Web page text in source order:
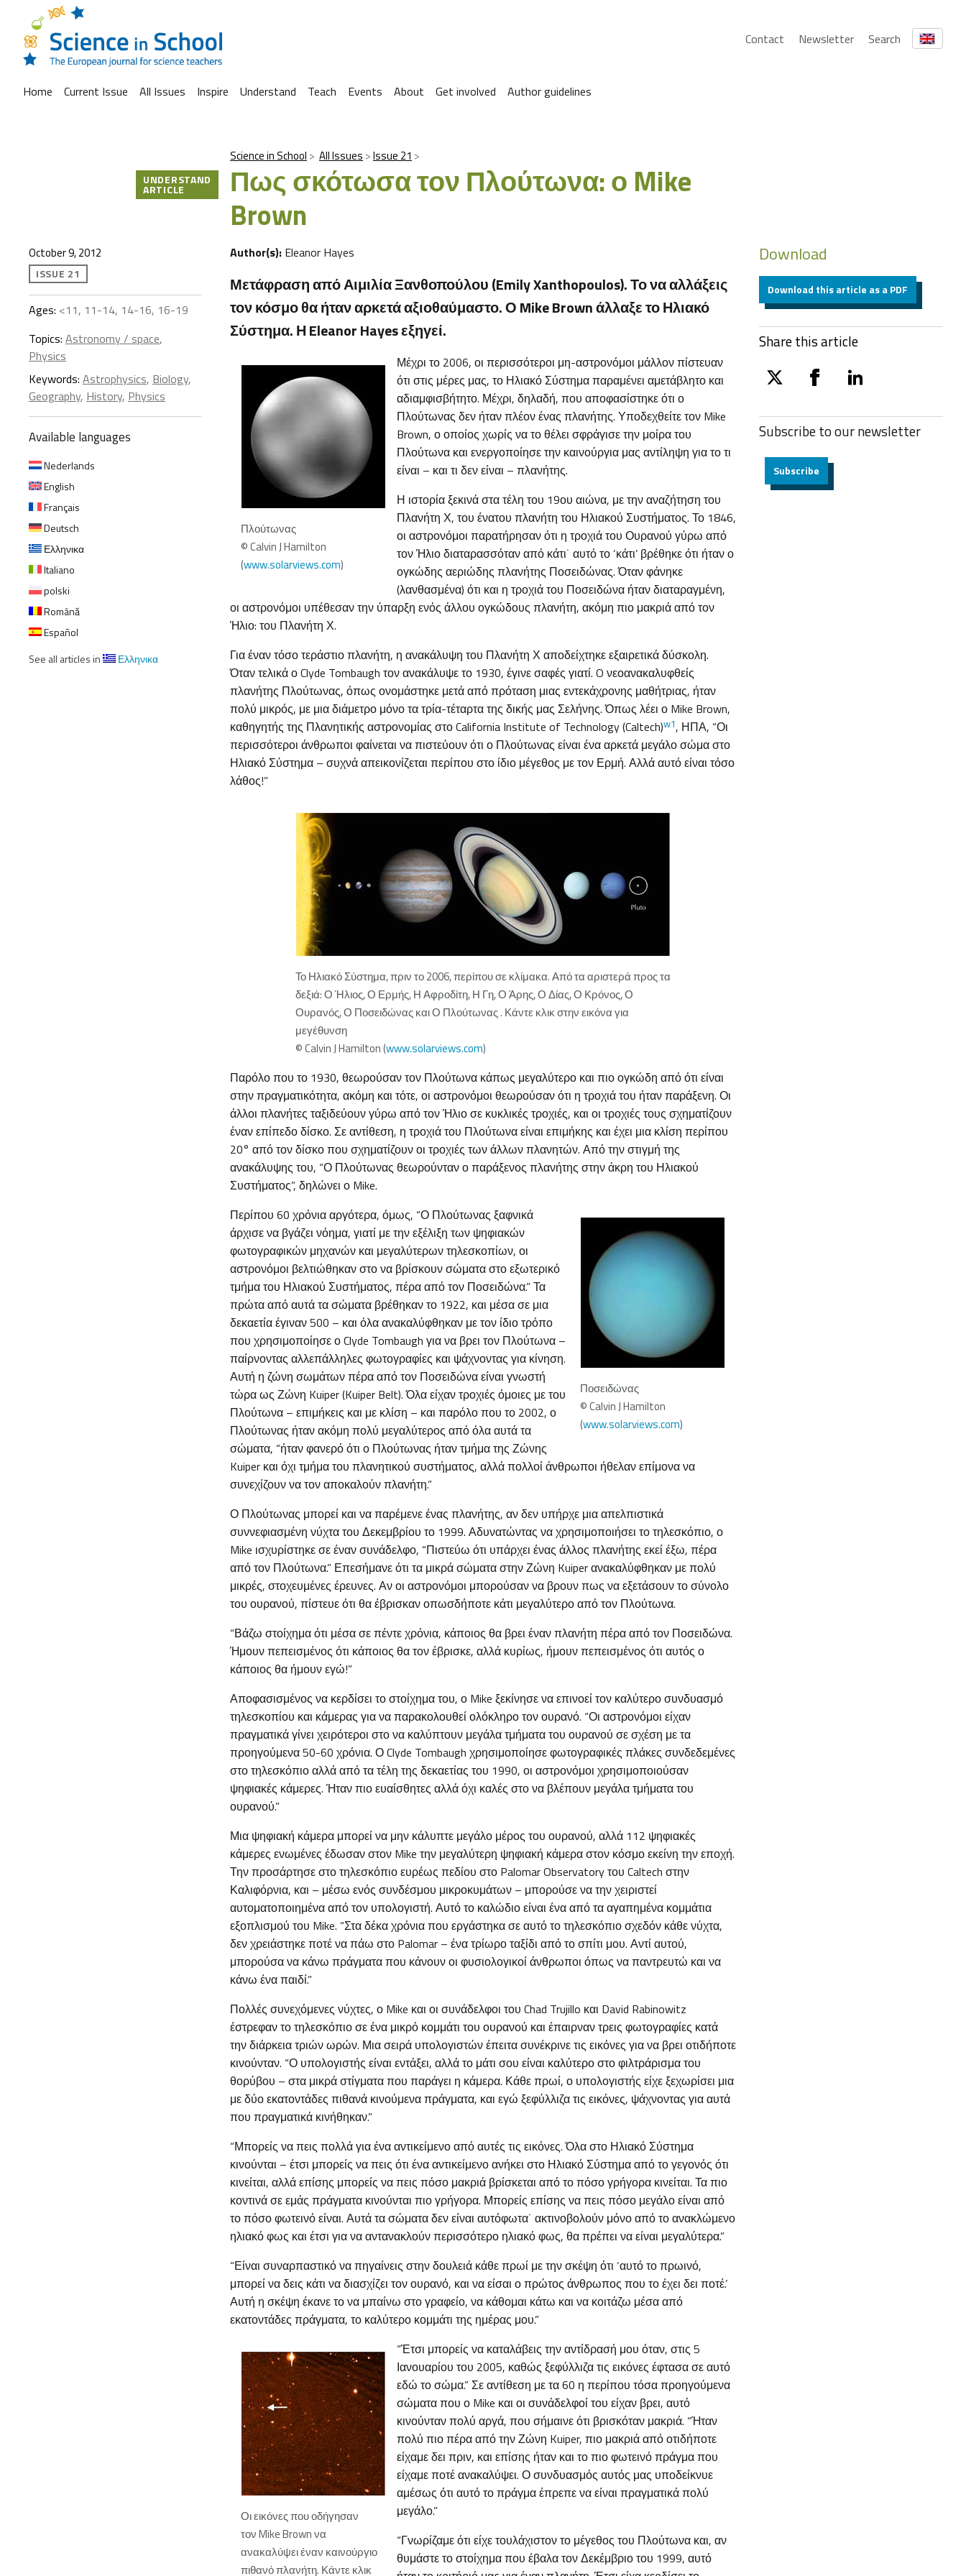
Contact Newsletter Search
Home Current Issue All Issues Inspire Understand Teach Events About Get involved Author guidelines
Science in School All Issues Issue 21
Πως σκότωσα τον Πλούτωνα: ο Mike
Brown
UNDERSTAND
ARTICLE
October 9, 2012
ISSUE 21
Ages: <11, 11-14, 14-16, 16-19
Topics: Astronomy / space,
Physics
Keywords: Astrophysics, Biology,
Geography, History, Physics
Available languages
Nederlands
English
Français
Deutsch
Ελληνικα
Italiano
polski
Română
Español
See all articles in
Ελληνικα
Author(s): Eleanor Hayes
Μετάφραση από Αιμιλία Ξανθοπούλου (Emily Xanthopoulos). Το να αλλάξεις
τον κόσμο θα ήταν αρκετά αξιοθαύμαστο. Ο Mike Brown άλλαξε το Ηλιακό
Σύστημα. Η Eleanor Hayes εξηγεί.
Πλούτωνας
© Calvin J Hamilton
(www.solarviews.com)
Μέχρι το 2006, οι περισσότεροι μη-αστρονόμοι μάλλον πίστευαν
ότι στις μέρες μας, το Ηλιακό Σύστημα παραμένει αμετάβλητο και
αδιαμφισβήτητο. Μέχρι, δηλαδή, που αποφασίστηκε ότι ο
Πλούτωνας δεν ήταν πλέον ένας πλανήτης. Υποδεχθείτε τον Mike
Brown, ο οποίος χωρίς να το θέλει σφράγισε την μοίρα του
Πλούτωνα και ενεργοποίησε την καινούργια μας αντίληψη για το τι
είναι – και τι δεν είναι – πλανήτης.
Η ιστορία ξεκινά στα τέλη του 19ου αιώνα, με την αναζήτηση του
Πλανήτη Χ, του ένατου πλανήτη του Ηλιακού Συστήματος. Το 1846,
οι αστρονόμοι παρατήρησαν ότι η τροχιά του Ουρανού γύρω από
τον Ήλιο διαταρασσόταν από κάτι˙ αυτό το ‘κάτι’ βρέθηκε ότι ήταν ο
ογκώδης αεριώδης πλανήτης Ποσειδώνας. Όταν φάνηκε
(λανθασμένα) ότι και η τροχιά του Ποσειδώνα ήταν διαταραγμένη,
οι αστρονόμοι υπέθεσαν την ύπαρξη ενός άλλου ογκώδους πλανήτη, ακόμη πιο μακριά από τον
Ήλιο: του Πλανήτη Χ.
Για έναν τόσο τεράστιο πλανήτη, η ανακάλυψη του Πλανήτη Χ αποδείχτηκε εξαιρετικά δύσκολη.
Όταν τελικά ο Clyde Tombaugh τον ανακάλυψε το 1930, έγινε σαφές γιατί. O νεοανακαλυφθείς
πλανήτης Πλούτωνας, όπως ονομάστηκε μετά από πρόταση μιας εντεκάχρονης μαθήτριας, ήταν
πολύ μικρός, με μια διάμετρο μόνο τα τρία-τέταρτα της δικής μας Σελήνης. Όπως λέει ο Mike Brown,
καθηγητής της Πλανητικής αστρονομίας στο California Institute of Technology (Caltech)w1, ΗΠΑ, “Οι
περισσότεροι άνθρωποι φαίνεται να πιστεύουν ότι ο Πλούτωνας είναι ένα αρκετά μεγάλο σώμα στο
Ηλιακό Σύστημα – συχνά απεικονίζεται περίπου στο ίδιο μέγεθος με τον Ερμή. Αλλά αυτό είναι τόσο
λάθος!”
Το Ηλιακό Σύστημα, πριν το 2006, περίπου σε κλίμακα. Από τα αριστερά προς τα
δεξιά: Ο Ήλιος, Ο Ερμής, Η Αφροδίτη, Η Γη, Ο Άρης, Ο Δίας, Ο Κρόνος, Ο
Ουρανός, Ο Ποσειδώνας και Ο Πλούτωνας . Κάντε κλικ στην εικόνα για
μεγέθυνση
© Calvin J Hamilton (www.solarviews.com)
Παρόλο που το 1930, θεωρούσαν τον Πλούτωνα κάπως μεγαλύτερο και πιο ογκώδη από ότι είναι
στην πραγματικότητα, ακόμη και τότε, οι αστρονόμοι θεωρούσαν ότι η τροχιά του ήταν παράξενη. Οι
άλλοι πλανήτες ταξιδεύουν γύρω από τον Ήλιο σε κυκλικές τροχιές, και οι τροχιές τους σχηματίζουν
έναν επίπεδο δίσκο. Σε αντίθεση, η τροχιά του Πλούτωνα είναι επιμήκης και έχει μια κλίση περίπου
20° από τον δίσκο που σχηματίζουν οι τροχιές των άλλων πλανητών. Από την στιγμή της
ανακάλυψης του, “Ο Πλούτωνας θεωρούνταν ο παράξενος πλανήτης στην άκρη του Ηλιακού
Συστήματος”, δηλώνει ο Mike.
Ποσειδώνας
© Calvin J Hamilton
(www.solarviews.com)
Περίπου 60 χρόνια αργότερα, όμως, “Ο Πλούτωνας ξαφνικά
άρχισε να βγάζει νόημα, γιατί με την εξέλιξη των ψηφιακών
φωτογραφικών μηχανών και μεγαλύτερων τηλεσκοπίων, οι
αστρονόμοι βελτιώθηκαν στο να βρίσκουν σώματα στο εξωτερικό
τμήμα του Ηλιακού Συστήματος, πέρα από τον Ποσειδώνα.” Τα
πρώτα από αυτά τα σώματα βρέθηκαν το 1922, και μέσα σε μια
δεκαετία έγιναν 500 – και όλα ανακαλύφθηκαν με τον ίδιο τρόπο
που χρησιμοποίησε ο Clyde Tombaugh για να βρει τον Πλούτωνα –
παίρνοντας αλλεπάλληλες φωτογραφίες και ψάχνοντας για κίνηση.
Αυτή η ζώνη σωμάτων πέρα από τον Ποσειδώνα είναι γνωστή
τώρα ως Ζώνη Kuiper (Kuiper Belt). Όλα είχαν τροχιές όμοιες με του
Πλούτωνα – επιμήκεις και με κλίση – και παρόλο που το 2002, ο
Πλούτωνας ήταν ακόμη πολύ μεγαλύτερος από όλα αυτά τα
σώματα, “ήταν φανερό ότι ο Πλούτωνας ήταν τμήμα της Ζώνης
Kuiper και όχι τμήμα του πλανητικού συστήματος, αλλά πολλοί άνθρωποι ήθελαν επίμονα να
συνεχίζουν να τον αποκαλούν πλανήτη.”
Ο Πλούτωνας μπορεί και να παρέμενε ένας πλανήτης, αν δεν υπήρχε μια απελπιστικά
συννεφιασμένη νύχτα του Δεκεμβρίου το 1999. Αδυνατώντας να χρησιμοποιήσει το τηλεσκόπιο, ο
Mike ισχυρίστηκε σε έναν συνάδελφο, “Πιστεύω ότι υπάρχει ένας άλλος πλανήτης εκεί έξω, πέρα
από τον Πλούτωνα.” Επεσήμανε ότι τα μικρά σώματα στην Ζώνη Kuiper ανακαλύφθηκαν με πολύ
μικρές, στοχευμένες έρευνες. Αν οι αστρονόμοι μπορούσαν να βρουν πως να εξετάσουν το σύνολο
του ουρανού, πίστευε ότι θα έβρισκαν οπωσδήποτε κάτι μεγαλύτερο από τον Πλούτωνα.
“Βάζω στοίχημα ότι μέσα σε πέντε χρόνια, κάποιος θα βρει έναν πλανήτη πέρα από τον Ποσειδώνα.
Ήμουν πεπεισμένος ότι κάποιος θα τον έβρισκε, αλλά κυρίως, ήμουν πεπεισμένος ότι αυτός ο
κάποιος θα ήμουν εγώ!”
Αποφασισμένος να κερδίσει το στοίχημα του, ο Mike ξεκίνησε να επινοεί τον καλύτερο συνδυασμό
τηλεσκοπίου και κάμερας για να παρακολουθεί ολόκληρο τον ουρανό. “Οι αστρονόμοι είχαν
πραγματικά γίνει χειρότεροι στο να καλύπτουν μεγάλα τμήματα του ουρανού σε σχέση με τα
προηγούμενα 50-60 χρόνια. Ο Clyde Tombaugh χρησιμοποίησε φωτογραφικές πλάκες συνδεδεμένες
στο τηλεσκόπιο αλλά από τα τέλη της δεκαετίας του 1990, οι αστρονόμοι χρησιμοποιούσαν
ψηφιακές κάμερες. Ήταν πιο ευαίσθητες αλλά όχι καλές στο να βλέπουν μεγάλα τμήματα του
ουρανού.”
Μια ψηφιακή κάμερα μπορεί να μην κάλυπτε μεγάλο μέρος του ουρανού, αλλά 112 ψηφιακές
κάμερες ενωμένες έδωσαν στον Mike την μεγαλύτερη ψηφιακή κάμερα στον κόσμο εκείνη την εποχή.
Την προσάρτησε στο τηλεσκόπιο ευρέως πεδίου στο Palomar Observatory του Caltech στην
Καλιφόρνια, και – μέσω ενός συνδέσμου μικροκυμάτων – μπορούσε να την χειριστεί
αυτοματοποιημένα από τον υπολογιστή. Αυτό το καλώδιο είναι ένα από τα αγαπημένα κομμάτια
εξοπλισμού του Mike. “Στα δέκα χρόνια που εργάστηκα σε αυτό το τηλεσκόπιο σχεδόν κάθε νύχτα,
δεν χρειάστηκε ποτέ να πάω στο Palomar – ένα τρίωρο ταξίδι από το σπίτι μου. Αντί αυτού,
μπορούσα να κάνω πράγματα που κάνουν οι φυσιολογικοί άνθρωποι όπως να παντρευτώ και να
κάνω ένα παιδί.”
Πολλές συνεχόμενες νύχτες, ο Mike και οι συνάδελφοι του Chad Trujillo και David Rabinowitz
έστρεφαν το τηλεσκόπιο σε ένα μικρό κομμάτι του ουρανού και έπαιρναν τρεις φωτογραφίες κατά
την διάρκεια τριών ωρών. Μια σειρά υπολογιστών έπειτα συνέκρινε τις εικόνες για να βρει οτιδήποτε
κινούνταν. “Ο υπολογιστής είναι εντάξει, αλλά το μάτι σου είναι καλύτερο στο φιλτράρισμα του
θορύβου – στα μικρά στίγματα που παράγει η κάμερα. Κάθε πρωί, ο υπολογιστής είχε ξεχωρίσει μια
με δύο εκατοντάδες πιθανά κινούμενα πράγματα, και εγώ ξεφύλλιζα τις εικόνες, ψάχνοντας για αυτά
που πραγματικά κινήθηκαν.”
“Μπορείς να πεις πολλά για ένα αντικείμενο από αυτές τις εικόνες. Όλα στο Ηλιακό Σύστημα
κινούνται – έτσι μπορείς να πεις ότι ένα αντικείμενο ανήκει στο Ηλιακό Σύστημα από το γεγονός ότι
κινείται, αλλά επίσης μπορείς να πεις πόσο μακριά βρίσκεται από το πόσο γρήγορα κινείται. Τα πιο
κοντινά σε εμάς πράγματα κινούνται πιο γρήγορα. Μπορείς επίσης να πεις πόσο μεγάλο είναι από
το πόσο φωτεινό είναι. Αυτά τα σώματα δεν είναι αυτόφωτα˙ ακτινοβολούν μόνο από το ανακλώμενο
ηλιακό φως και έτσι για να αντανακλούν περισσότερο ηλιακό φως, θα πρέπει να είναι μεγαλύτερα.”
“Είναι συναρπαστικό να πηγαίνεις στην δουλειά κάθε πρωί με την σκέψη ότι ‘αυτό το πρωινό,
μπορεί να δεις κάτι να διασχίζει τον ουρανό, και να είσαι ο πρώτος άνθρωπος που το έχει δει ποτέ.’
Αυτή η σκέψη έκανε το να μπαίνω στο γραφείο, να κάθομαι κάτω και να κοιτάζω μέσα από
εκατοντάδες πράγματα, το καλύτερο κομμάτι της ημέρας μου.”
Οι εικόνες που οδήγησαν
τον Mike Brown να
ανακαλύψει έναν καινούργιο
πιθανό πλανήτη. Κάντε κλικ
“Έτσι μπορείς να καταλάβεις την αντίδρασή μου όταν, στις 5
Ιανουαρίου του 2005, καθώς ξεφύλλιζα τις εικόνες έφτασα σε αυτό
εδώ το σώμα.” Σε αντίθεση με τα 60 η περίπου τόσα προηγούμενα
σώματα που ο Mike και οι συνάδελφοί του είχαν βρει, αυτό
κινούνταν πολύ αργά, που σήμαινε ότι βρισκόταν μακριά. “Ήταν
πολύ πιο πέρα από την Ζώνη Kuiper, πιο μακριά από οτιδήποτε
είχαμε δει πριν, και επίσης ήταν και το πιο φωτεινό πράγμα που
είχαμε ποτέ ανακαλύψει. Ο συνδυασμός αυτός μας υποδείκνυε
αμέσως ότι αυτό το πράγμα έπρεπε να είναι πραγματικά πολύ
μεγάλο.”
“Γνωρίζαμε ότι είχε τουλάχιστον το μέγεθος του Πλούτωνα και, αν
θυμάστε το στοίχημα που έβαλα τον Δεκέμβριο του 1999, αυτό
Download
Download this article as a PDF
Share this article
twitter facebooklinkedin
Subscribe to ournewsletter
Subscribe